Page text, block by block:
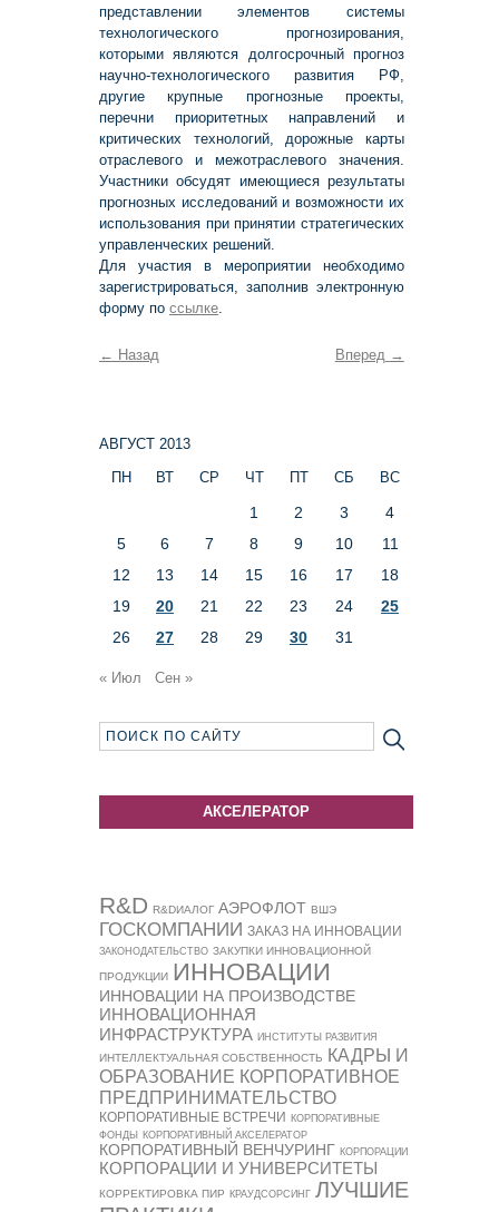
представлении элементов системы
технологического прогнозирования,
которыми являются долгосрочный прогноз
научно-технологического развития РФ,
другие крупные прогнозные проекты,
перечни приоритетных направлений и
критических технологий, дорожные карты
отраслевого и межотраслевого значения.
Участники обсудят имеющиеся результаты
прогнозных исследований и возможности их
использования при принятии стратегических
управленческих решений.
Для участия в мероприятии необходимо
зарегистрироваться, заполнив электронную
форму по ссылке.
← Назад Вперед →
АВГУСТ 2013
ПН
ВТ СР ЧТ ПТ СБ ВС
1 2 3
4
5
6 7 8 9 10
11
12
13 14 15 16 17
18
19
20 21 22 23 24
25
26
27 28 29 30 31
« Июл Сен »
АКСЕЛЕРАТОР
R&D R&DИАЛОГ АЭРОФЛОТ ВШЭ
ГОСКОМПАНИИ ЗАКАЗ НА ИННОВАЦИИ
ЗАКОНОДАТЕЛЬСТВО ЗАКУПКИ ИННОВАЦИОННОЙ
ПРОДУКЦИИ ИННОВАЦИИ
ИННОВАЦИИ НА ПРОИЗВОДСТВЕ
ИННОВАЦИОННАЯ
ИНФРАСТРУКТУРА ИНСТИТУТЫ РАЗВИТИЯ
ИНТЕЛЛЕКТУАЛЬНАЯ СОБСТВЕННОСТЬ КАДРЫ И
ОБРАЗОВАНИЕ КОРПОРАТИВНОЕ
ПРЕДПРИНИМАТЕЛЬСТВО
КОРПОРАТИВНЫЕ ВСТРЕЧИ
КОРПОРАТИВНЫЕ
ФОНДЫ
КОРПОРАТИВНЫЙ АКСЕЛЕРАТОР
КОРПОРАТИВНЫЙ ВЕНЧУРИНГ КОРПОРАЦИИ
КОРПОРАЦИИ И УНИВЕРСИТЕТЫ
КОРРЕКТИРОВКА ПИР КРАУДСОРСИНГ ЛУЧШИЕ